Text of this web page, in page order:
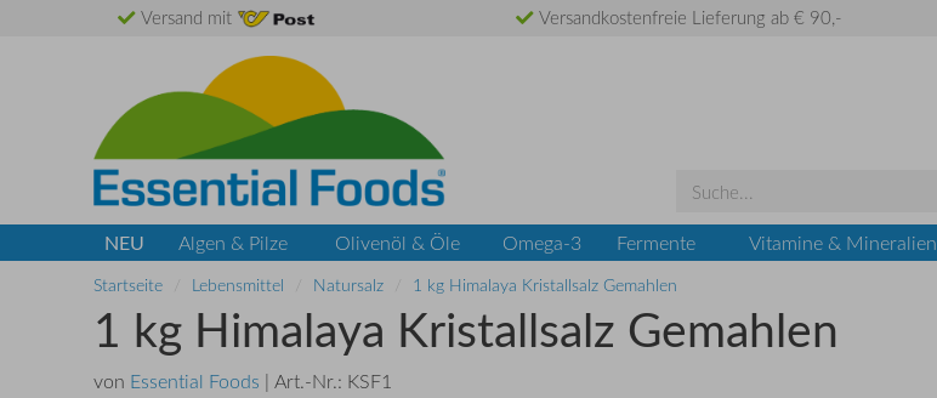
Versand mit Versandkostenfreie Lieferung ab € 90,-
NEU Algen & Pilze Olivenöl & Öle Omega-3 Fermente Vitamine & Mineralien
Startseite Lebensmittel Natursalz 1 kg Himalaya Kristallsalz Gemahlen
1 kg Himalaya Kristallsalz Gemahlen
von Essential Foods | Art.-Nr.: KSF1